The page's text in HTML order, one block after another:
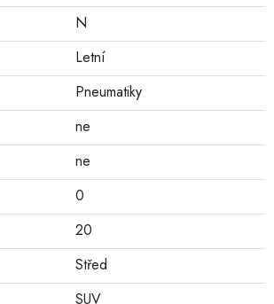
N
Letní
Pneumatiky
ne
ne
0
20
Střed
SUV